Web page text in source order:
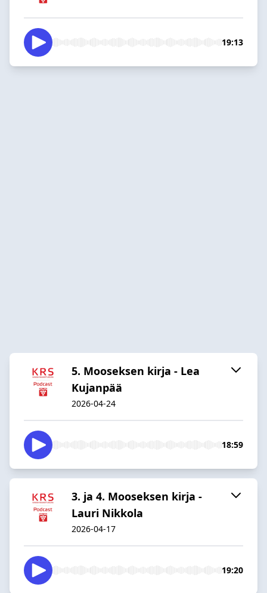
19:13
5. Mooseksen kirja - Lea
Kujanpää
2026-04-24
18:59
3. ja 4. Mooseksen kirja -
Lauri Nikkola
2026-04-17
19:20